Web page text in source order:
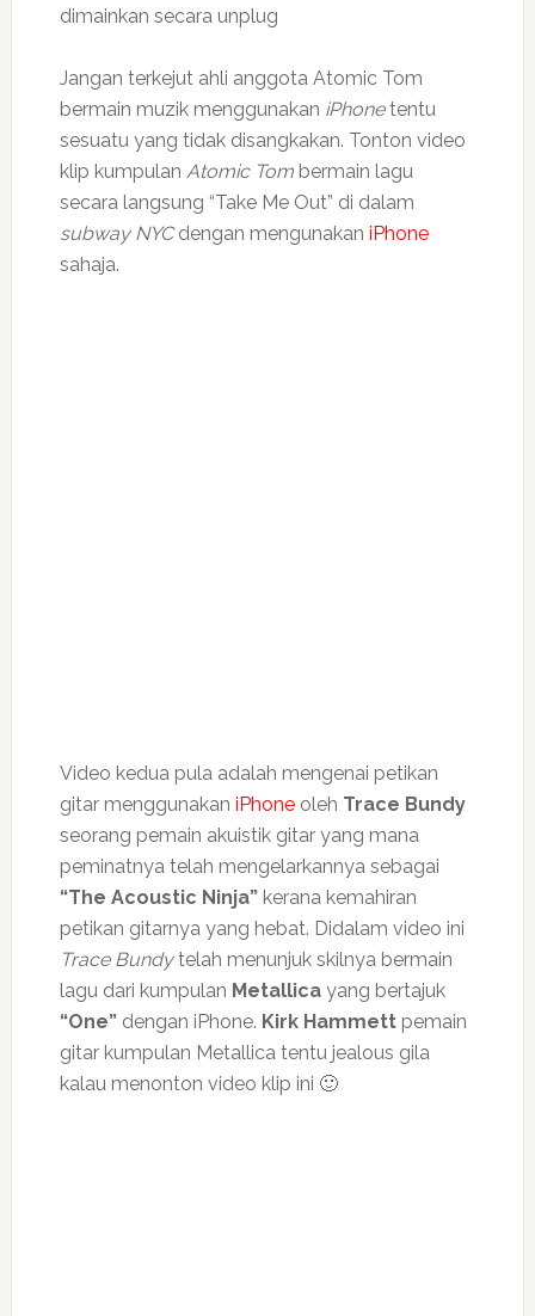
dimainkan secara unplug
Jangan terkejut ahli anggota Atomic Tom
bermain muzik menggunakan iPhonetentu
sesuatu yang tidak disangkakan. Tonton video
klip kumpulan Atomic Tombermain lagu
secara langsung “Take Me Out” di dalam
subway NYCdengan mengunakan iPhone
sahaja.
Video kedua pula adalah mengenai petikan
gitar menggunakan iPhoneoleh Trace Bundy
seorang pemain akuistik gitar yang mana
peminatnya telah mengelarkannya sebagai
“The Acoustic Ninja”kerana kemahiran
petikan gitarnya yang hebat. Didalam video ini
Trace Bundytelah menunjuk skilnya bermain
lagu dari kumpulan Metallicayang bertajuk
“One”dengan iPhone. Kirk Hammettpemain
gitar kumpulan Metallica tentu jealous gila
kalau menonton video klip ini 🙂